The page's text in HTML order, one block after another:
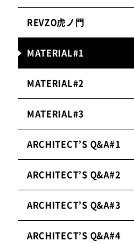
ソイルペイントHiLaRi
1. 天然の土が生む豊かな
粘土、陶土、石灰、大
ドしており、風合いと
塗れる。色展開も180
特注色開発も可能。
2. ハケとローラーで簡単
職人が現場で水や藁等
り材とは違い、塗料の
ペンキと同様にハケと
る。
REVZO虎ノ門
MATERIAL#1
MATERIAL#2
MATERIAL#3
ARCHITECT’S Q&A#1
ARCHITECT’S Q&A#2
ARCHITECT’S Q&A#3
ARCHITECT’S Q&A#4